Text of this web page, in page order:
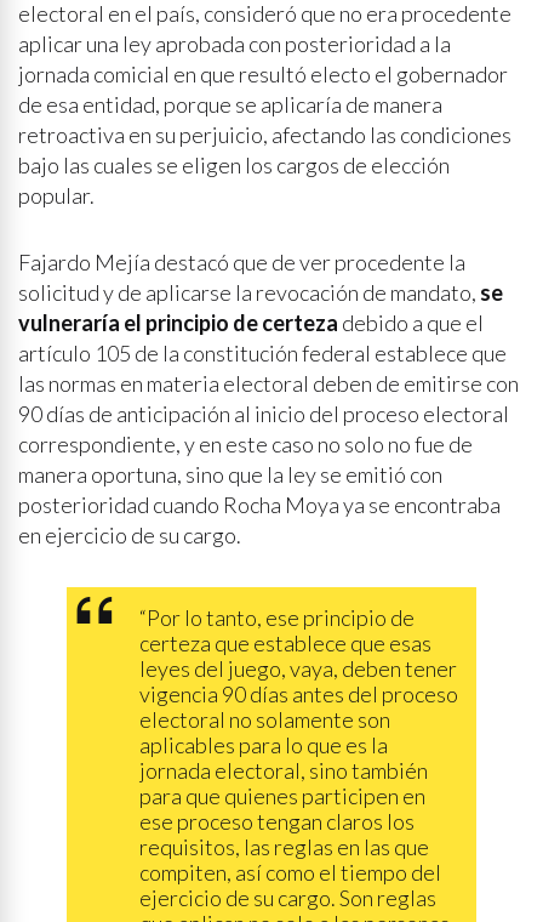
electoral en el país, consideró que no era procedente
aplicar una ley aprobada con posterioridad a la
jornada comicial en que resultó electo el gobernador
de esa entidad, porque se aplicaría de manera
retroactiva en su perjuicio, afectando las condiciones
bajo las cuales se eligen los cargos de elección
popular.
Fajardo Mejía destacó que de ver procedente la
solicitud y de aplicarse la revocación de mandato, se
vulneraría el principio de certeza debido a que el
artículo 105 de la constitución federal establece que
las normas en materia electoral deben de emitirse con
90 días de anticipación al inicio del proceso electoral
correspondiente, y en este caso no solo no fue de
manera oportuna, sino que la ley se emitió con
posterioridad cuando Rocha Moya ya se encontraba
en ejercicio de su cargo.
“Por lo tanto, ese principio de
certeza que establece que esas
leyes del juego, vaya, deben tener
vigencia 90 días antes del proceso
electoral no solamente son
aplicables para lo que es la
jornada electoral, sino también
para que quienes participen en
ese proceso tengan claros los
requisitos, las reglas en las que
compiten, así como el tiempo del
ejercicio de su cargo. Son reglas